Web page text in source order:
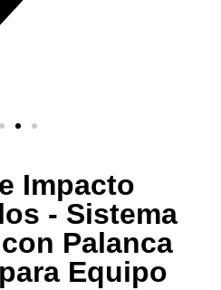
Impacto
- Sistema
Palanca
Equipo